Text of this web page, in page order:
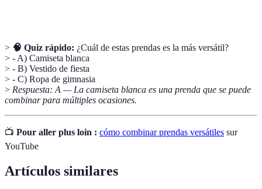
> 🧠 Quiz rápido: ¿Cuál de estas prendas es la más versátil?
> - A) Camiseta blanca
> - B) Vestido de fiesta
> - C) Ropa de gimnasia
> Respuesta: A — La camiseta blanca es una prenda que se puede
combinar para múltiples ocasiones.
📺 Pour aller plus loin : cómo combinar prendas versátiles sur
YouTube
Artículos similares